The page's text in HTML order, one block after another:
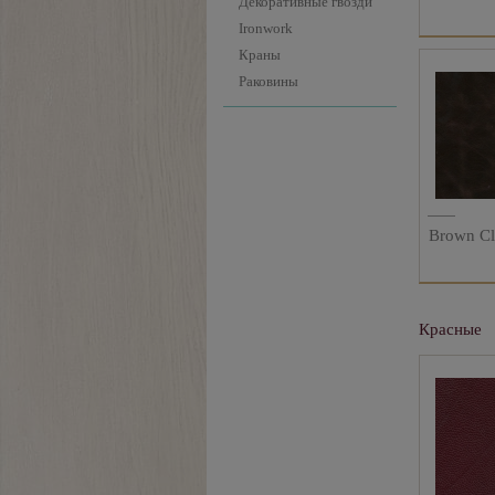
Ironwork
Краны
Раковины
Brown
Красные